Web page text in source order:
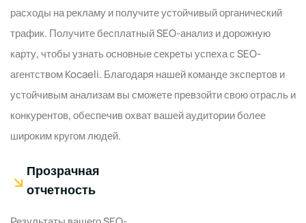
расходы на рекламу и получите устойчивый органический
трафик. Получите бесплатный SEO-анализ и дорожную
карту, чтобы узнать основные секреты успеха с SEO-
агентством Kocaeli. Благодаря нашей команде экспертов и
устойчивым анализам вы сможете превзойти свою отрасль и
конкурентов, обеспечив охват вашей аудитории более
широким кругом людей.
Прозрачная
отчетность